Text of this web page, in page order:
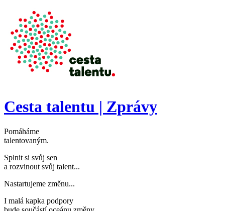
Cesta talentu | Zprávy
Pomáháme
talentovaným.
Splnit si svůj sen
a rozvinout svůj talent...
Nastartujeme změnu...
I malá kapka podpory